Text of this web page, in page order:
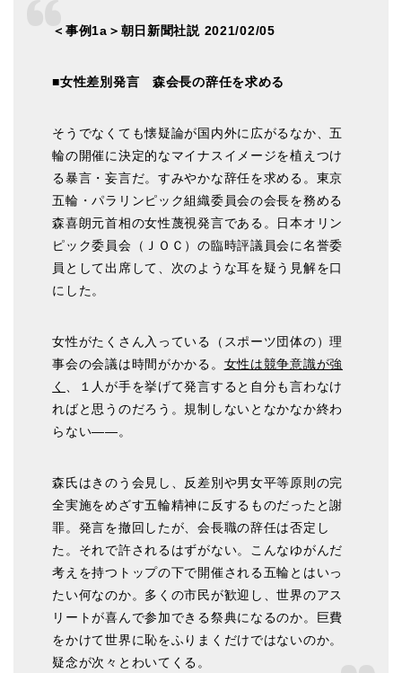
＜事例1a＞朝日新聞社説 2021/02/05
■女性差別発言 森会長の辞任を求める
そうでなくても懐疑論が国内外に広がるなか、五
輪の開催に決定的なマイナスイメージを植えつけ
る暴言・妄言だ。すみやかな辞任を求める。東京
五輪・パラリンピック組織委員会の会長を務める
森喜朗元首相の女性蔑視発言である。日本オリン
ピック委員会（ＪＯＣ）の臨時評議員会に名誉委
員として出席して、次のような耳を疑う見解を口
にした。
女性がたくさん入っている（スポーツ団体の）理
事会の会議は時間がかかる。 女性は競争意識が強
く
、１人が手を挙げて発言すると自分も言わなけ
ればと思うのだろう。規制しないとなかなか終わ
らない――。
森氏はきのう会見し、反差別や男女平等原則の完
全実施をめざす五輪精神に反するものだったと謝
罪。発言を撤回したが、会長職の辞任は否定し
た。それで許されるはずがない。こんなゆがんだ
考えを持つトップの下で開催される五輪とはいっ
たい何なのか。多くの市民が歓迎し、世界のアス
リートが喜んで参加できる祭典になるのか。巨費
をかけて世界に恥をふりまくだけではないのか。
疑念が次々とわいてくる。